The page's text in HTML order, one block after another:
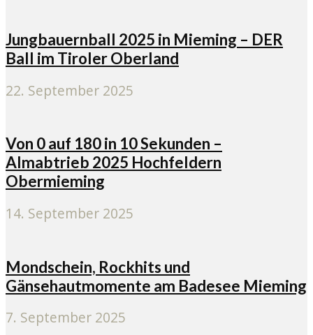
Jungbauernball 2025 in Mieming – DER
Ball im Tiroler Oberland
22. September 2025
Von 0 auf 180 in 10 Sekunden –
Almabtrieb 2025 Hochfeldern
Obermieming
14. September 2025
Mondschein, Rockhits und
Gänsehautmomente am Badesee Mieming
7. September 2025